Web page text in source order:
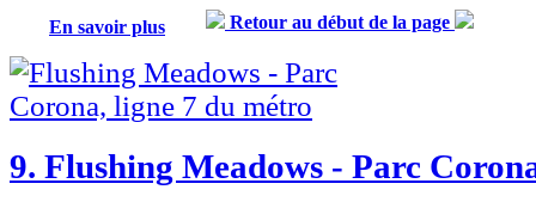
En savoir plus Retour au début de la page
9. Flushing Meadows - Parc